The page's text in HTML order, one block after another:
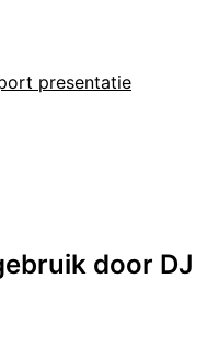
presentatie
door DJ